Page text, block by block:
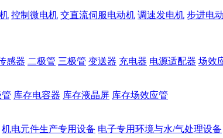
控制微电机 交直流伺服电动机 调速发电机 步进电
感器 二极管 三极管 变送器 充电器 电源适配器 场效
库存电容器 库存液晶屏 库存场效应管
机电元件生产专用设备 电子专用环境与水/气处理设备